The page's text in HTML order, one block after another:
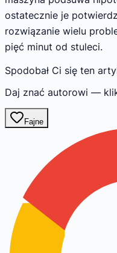
ostatecznie je
rozwiązanie wielu
pięć minut od stuleci.
Spodobał Ci się ten
Daj znać autorowi —
Fajne